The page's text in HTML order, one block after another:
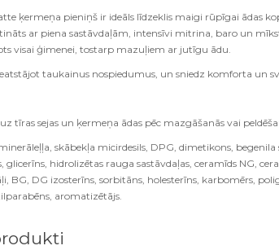
ķermeņa pieniņš ir ideāls līdzeklis maigi rūpīgai ādas
ar piena sastāvdaļām, intensīvi mitrina, baro un
visai ģimenei, tostarp mazuļiem ar jutīgu ādu.
taukainus nospiedumus, un sniedz komforta un
tīras sejas un ķermeņa ādas pēc mazgāšanās vai
skābekļa micirdesils, DPG, dimetikons,
hidrolizētas rauga sastāvdaļas, ceramīds NG,
BG, DG izosterīns, sorbitāns, holesterīns, karbomērs,
aromatizētājs.